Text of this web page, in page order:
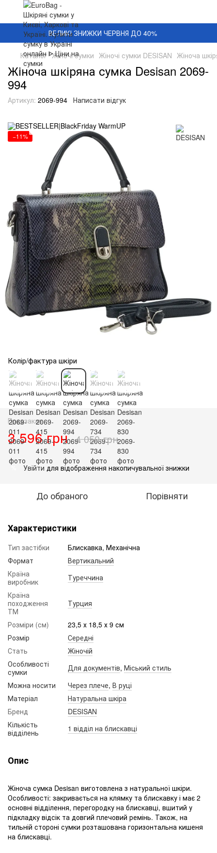
ВЕЛИКІ ЗНИЖКИ ЧЕРВНЯ ДО 40%
Каталог Жіночі сумки Жіночі сумки DESISAN Жіноча
Жіноча шкіряна сумка Desisan 2069-
994
Артикул: 2069-994 Написати відгук
−11%
Колір/фактура шкіри
Предзаказ
3 596 грн 4 050 грн
% Увійти для відображення накопичувальної знижки
До обраного Порівняти
Характеристики
Тип застібки
Блискавка, Механічна
Формат
Вертикальний
Країна
виробник
Туреччина
Країна
походження
ТМ
Турция
Розміри (см)
23,5 х 18,5 х 9 см
Розмір
Середні
Стать
Жіночій
Особливості
сумки
Для документів, Міський стиль
Можна носити
Через плече, В руці
Матеріал
Натуральна шкіра
Бренд
DESISAN
Кількість
відділень
1 відділ на блискавці
Опис
Жіноча сумка Desisan виготовлена ​​з натуральної шкіри.
Особливості: закривається на клямку та блискавку і має 2
основні відділення, перегородку на блискавці, вшитий у
підкладку відсік та довгий плечовий ремінь. Також, на
тильній стороні сумки розташована горизонтальна кишеня
на блискавці.